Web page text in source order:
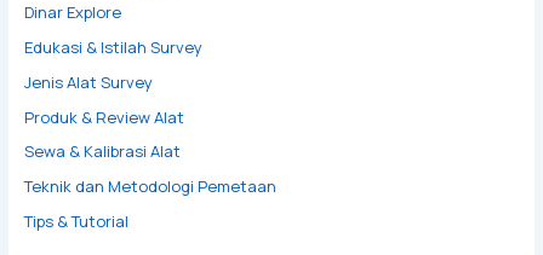
Dinar Explore
Edukasi & Istilah Survey
Jenis Alat Survey
Produk & Review Alat
Sewa & Kalibrasi Alat
Teknik dan Metodologi Pemetaan
Tips & Tutorial